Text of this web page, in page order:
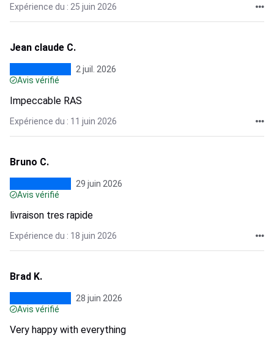
Expérience du : 25 juin 2026
Jean claude C.
2 juil. 2026
Avis vérifié
Impeccable RAS
Expérience du : 11 juin 2026
Bruno C.
29 juin 2026
Avis vérifié
livraison tres rapide
Expérience du : 18 juin 2026
Brad K.
28 juin 2026
Avis vérifié
Very happy with everything